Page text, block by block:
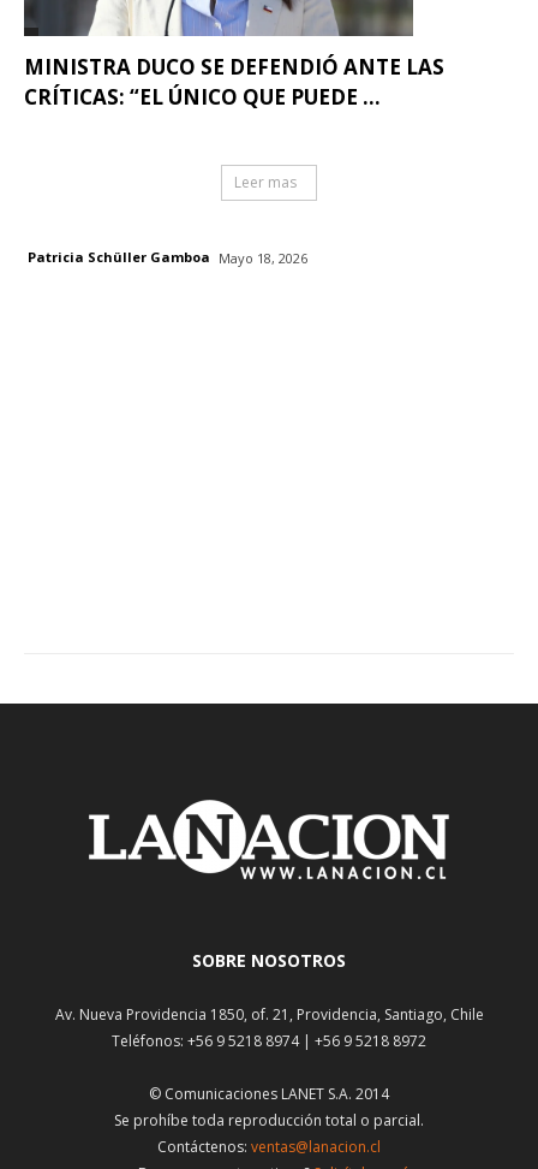
MINISTRA DUCO SE DEFENDIÓ ANTE LAS
CRÍTICAS: “EL ÚNICO QUE PUEDE ...
Leer mas
Patricia Schüller Gamboa Mayo 18, 2026
SOBRE NOSOTROS
Av. Nueva Providencia 1850, of. 21, Providencia, Santiago, Chile
Teléfonos: +56 9 5218 8974 | +56 9 5218 8972
© Comunicaciones LANET S.A. 2014
Se prohíbe toda reproducción total o parcial.
Contáctenos: ventas@lanacion.cl